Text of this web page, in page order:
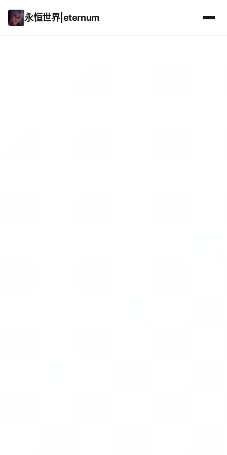
永恒世界|eternum